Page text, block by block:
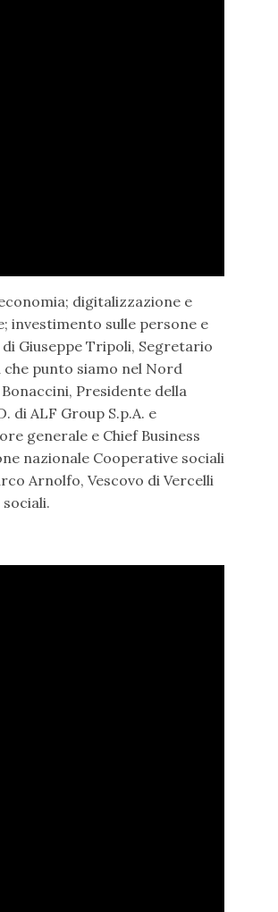
digitalizzazione e
investimento sulle persone e
Giuseppe Tripoli, Segretario
che punto siamo nel Nord
Presidente della
di ALF Group S.p.A. e
generale e Chief Business
nazionale Cooperative sociali
Arnolfo, Vescovo di Vercelli